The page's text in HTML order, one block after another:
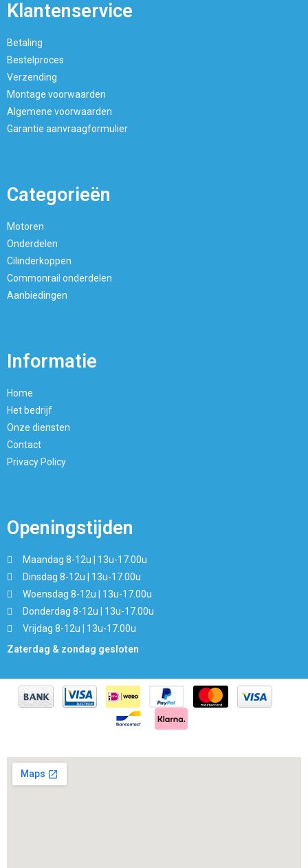
Klantenservice
Betaling
Bestelproces
Verzending
Montage voorwaarden
Algemene voorwaarden
Garantie aanvraagformulier
Categorieën
Motoren
Onderdelen
Cilinderkoppen
Commonrail onderdelen
Aanbiedingen
Informatie
Home
Het bedrijf
Onze diensten
Contact
Privacy Policy
Openingstijden
Maandag 8-12u | 13u-17.00u
Dinsdag 8-12u | 13u-17.00u
Woensdag 8-12u | 13u-17.00u
Donderdag 8-12u | 13u-17.00u
Vrijdag 8-12u | 13u-17.00u
Zaterdag & zondag gesloten